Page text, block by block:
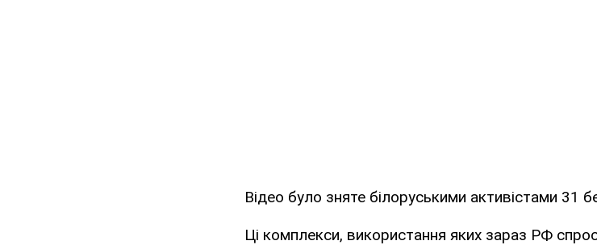
Відео було зняте білоруськими активістами 31
Ці комплекси, використання яких зараз РФ